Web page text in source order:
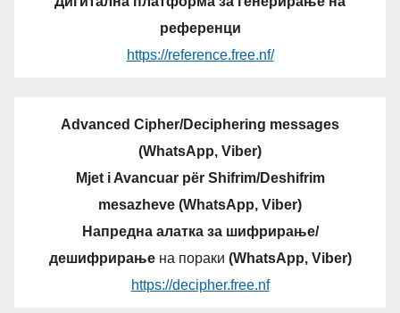
референци
https://reference.free.nf/
Advanced Cipher/Deciphering messages
(WhatsApp, Viber)
Mjet i Avancuar për Shifrim/Deshifrim
mesazheve (WhatsApp, Viber)
Напредна алатка за шифрирање/
дешифрирањена пораки (WhatsApp, Viber)
https://decipher.free.nf